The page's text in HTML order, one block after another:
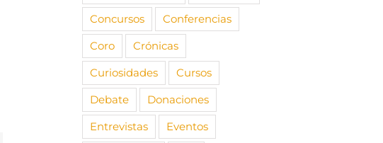
Concursos
Conferencias
Coro
Crónicas
Curiosidades
Cursos
Debate
Donaciones
Entrevistas
Eventos